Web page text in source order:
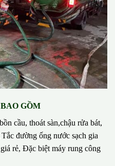
GỒM
cầu, thoát sàn,chậu rửa bát,
đường ống nước sạch gia
rẻ, Đặc biệt máy rung công